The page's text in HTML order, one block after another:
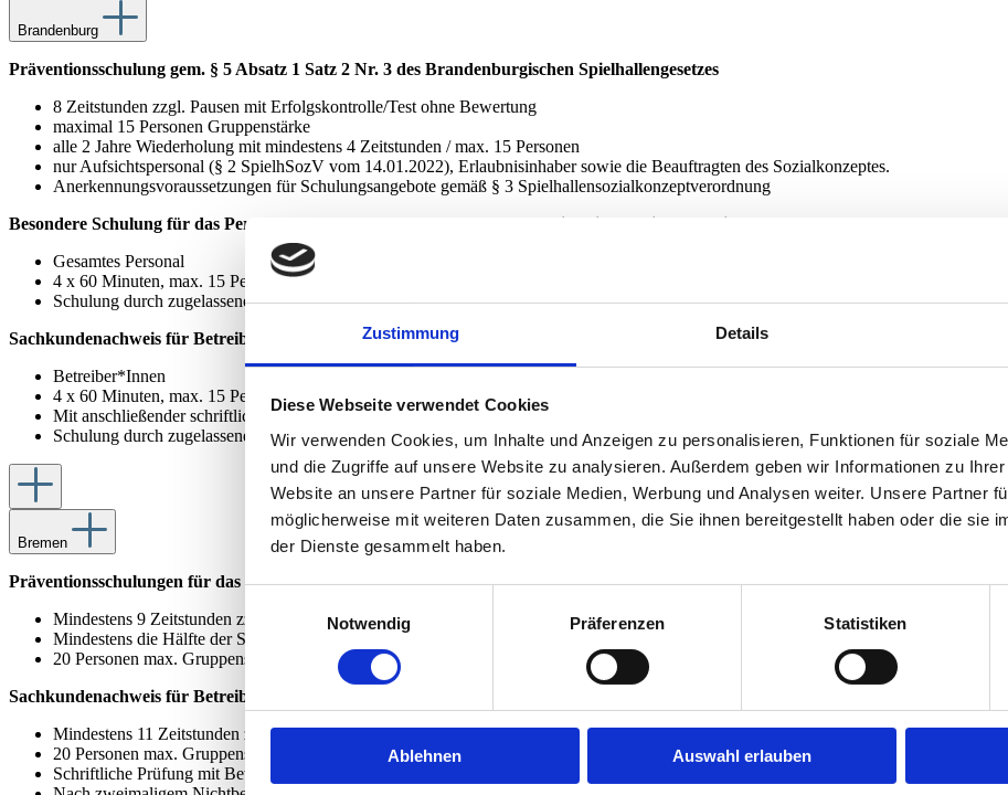
Zustimmung Details
Diese Webseite verwendet Cookies
Wir verwenden Cookies, um Inhalte und Anzeigen zu personalisieren, Funktionen für soziale
und die Zugriffe auf unsere Website zu analysieren. Außerdem geben wir Informationen zu
Website an unsere Partner für soziale Medien, Werbung und Analysen weiter. Unsere Partner
möglicherweise mit weiteren Daten zusammen, die Sie ihnen bereitgestellt haben oder die sie
der Dienste gesammelt haben.
Notwendig
Präferenzen Statistiken
Ablehnen Auswahl erlauben
Brandenburg
Präventionsschulung gem. § 5 Absatz 1 Satz 2 Nr. 3 des Brandenburgischen Spielhallengesetzes
8 Zeitstunden zzgl. Pausen mit Erfolgskontrolle/Test ohne Bewertung
maximal 15 Personen Gruppenstärke
alle 2 Jahre Wiederholung mit mindestens 4 Zeitstunden / max. 15 Personen
nur Aufsichtspersonal (§ 2 SpielhSozV vom 14.01.2022), Erlaubnisinhaber sowie die Beauftragten des Sozialkonzeptes.
Anerkennungsvoraussetzungen für Schulungsangebote gemäß § 3 Spielhallensozialkonzeptverordnung
Besondere Schulung für das Personal gem. § 11 Abs. 3 Satz 1 Nr. 3 BbgSpielG in Verbindung mit § 29 Abs. 4 GlüStV 2021
Gesamtes Personal
4 x 60 Minuten, max. 15 Personen, Wiederholung alle zwei Jahre
Schulung durch zugelassene externe Schulungsanbieter mit suchfachlich qualifizierten Dozenten
Sachkundenachweis für Betreiber*Innen gem. § 11 Abs. 3 Satz 1 Nr. 2 BbgSpielG in Verbindung mit § 29 Abs. 4 GlüStV 2021
Betreiber*Innen
4 x 60 Minuten, max. 15 Personen, Wiederholung jährlich
Mit anschließender schriftlicher Prüfung
Schulung durch zugelassene externe Schulungsanbieter mit suchfachlich qualifizierten Dozenten
Bremen
Präventionsschulungen für das Personal gem. § 4 Abs.1 Satz 2 Nr. 2 des Bremischen Spielhallengesetzes
Mindestens 9 Zeitstunden zzgl. Pausen
Mindestens die Hälfte der Schulungszeit in interaktiver Form
20 Personen max. Gruppenstärke
Sachkundenachweis für Betreiber*Innen gem. § 4b des Bremischen Spielhallengesetzes
Mindestens 11 Zeitstunden zzgl. Pausen
20 Personen max. Gruppenstärke
Schriftliche Prüfung mit Bewertung (mindestens 50 Prozent der erreichbaren Punkte)